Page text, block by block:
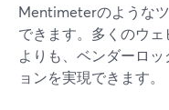
Mentimeterのような
できます。多くのウ
よりも、ベンダーロ
ョンを実現できます。